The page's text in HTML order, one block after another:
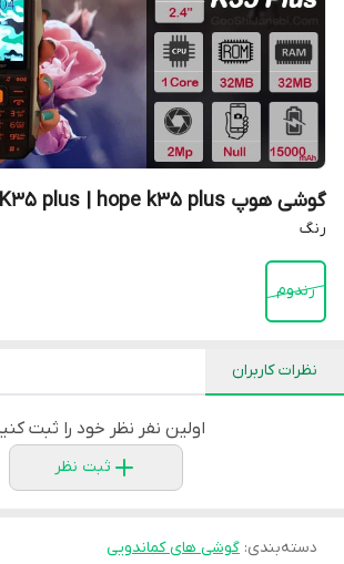
گوشی هوپ K35 plus | hope k35 plus
رنگ
رندوم
نظرات کاربران
اولین نفر نظر خود را ثبت
ثبت نظر
دسته‌بندی: گوشی های کماندویی